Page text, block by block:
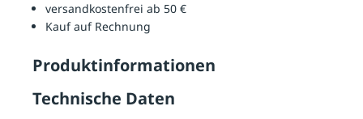
versandkostenfrei ab 50 €
Kauf auf Rechnung
Produktinformationen
Technische Daten